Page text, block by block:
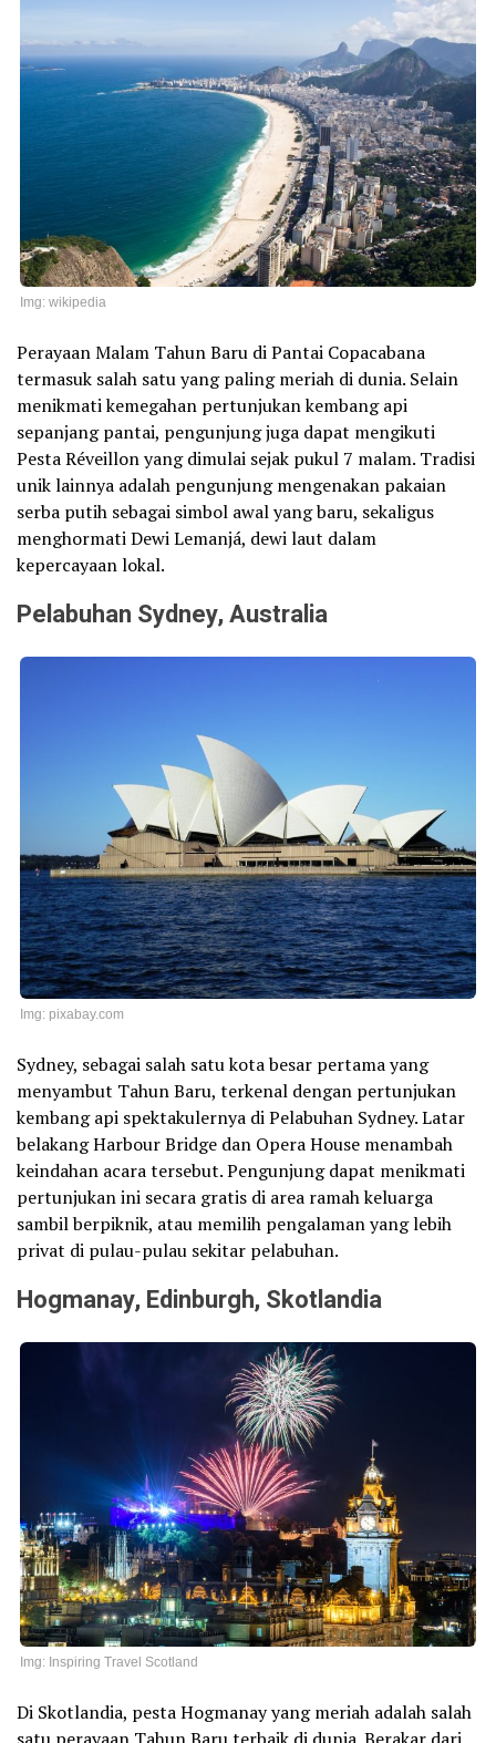
Img: wikipedia
Perayaan Malam Tahun Baru di Pantai Copacabana
termasuk salah satu yang paling meriah di dunia. Selain
menikmati kemegahan pertunjukan kembang api
sepanjang pantai, pengunjung juga dapat mengikuti
Pesta Réveillon yang dimulai sejak pukul 7 malam. Tradisi
unik lainnya adalah pengunjung mengenakan pakaian
serba putih sebagai simbol awal yang baru, sekaligus
menghormati Dewi Lemanjá, dewi laut dalam
kepercayaan lokal.
Pelabuhan Sydney, Australia
Img: pixabay.com
Sydney, sebagai salah satu kota besar pertama yang
menyambut Tahun Baru, terkenal dengan pertunjukan
kembang api spektakulernya di Pelabuhan Sydney. Latar
belakang Harbour Bridge dan Opera House menambah
keindahan acara tersebut. Pengunjung dapat menikmati
pertunjukan ini secara gratis di area ramah keluarga
sambil berpiknik, atau memilih pengalaman yang lebih
privat di pulau-pulau sekitar pelabuhan.
Hogmanay, Edinburgh, Skotlandia
Img: Inspiring Travel Scotland
Di Skotlandia, pesta Hogmanay yang meriah adalah salah